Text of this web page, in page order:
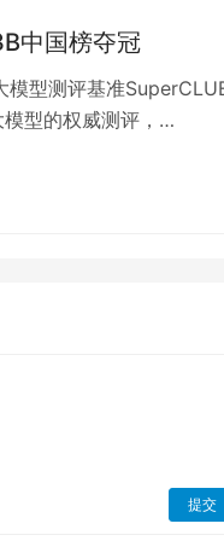
中国榜夺冠
模型测评基准
型的权威测评，
提交